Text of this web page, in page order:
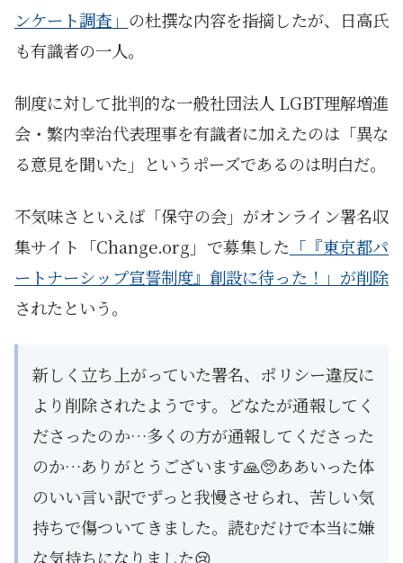
ンケート調査」 の杜撰な内容を指摘したが、日高氏
も有識者の一人。
制度に対して批判的な一般社団法人 LGBT理解増進
会・繁内幸治代表理事を有識者に加えたのは「異な
る意見を聞いた」というポーズであるのは明白だ。
不気味さといえば「保守の会」がオンライン署名収
集サイト「Change.org」で募集した 「『東京都パ
ートナーシップ宣誓制度』創設に待った！」が削除
されたという。
新しく立ち上がっていた署名、ポリシー違反に
より削除されたようです。どなたが通報してく
ださったのか…多くの方が通報してくださった
のか…ありがとうございます🙏🥺ああいった体
のいい言い訳でずっと我慢させられ、苦しい気
持ちで傷ついてきました。読むだけで本当に嫌
な気持ちになりました😢